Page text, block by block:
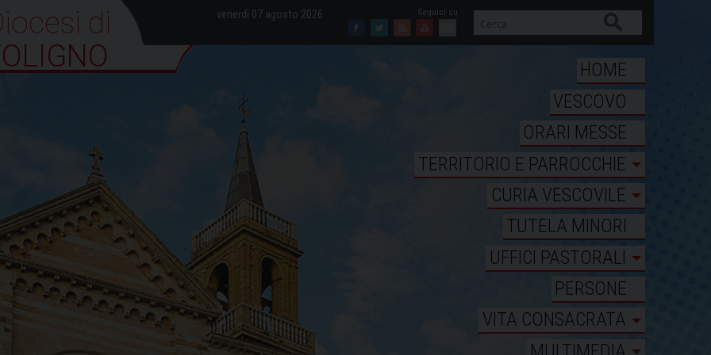
venerdì 07 agosto 2026
Facebook
Twitter
FeedYoutube
Mail
di Foligno
HOME
VESCOVO
ORARI MESSE
TERRITORIO E PARROCCHIE
CURIA VESCOVILE
TUTELA MINORI
UFFICI PASTORALI
PERSONE
VITA CONSACRATA